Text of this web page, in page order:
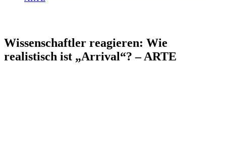
Wissenschaftler reagieren: Wie
realistisch ist „Arrival“? – ARTE